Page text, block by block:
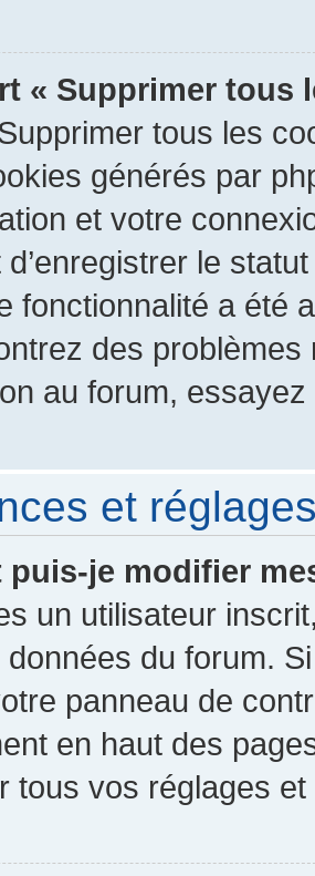
« Supprimer tous
tous les
générés par
et votre
le
fonctionnalité a été
des
au forum,
et
puis-je modifier
un utilisateur
données du forum.
panneau de
en haut des
tous vos réglages